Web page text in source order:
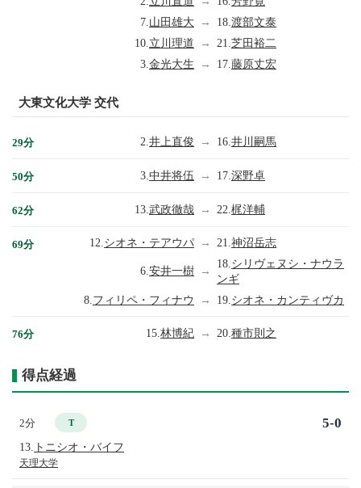
7. 山田雄大 → 18. 渡部文泰
10. 立川理道 → 21. 芝田裕二
3. 金光大生 → 17. 藤原丈宏
大東文化大学 交代
29分 2. 井上直俊 → 16. 井川嗣馬
50分 3. 中井将伍 → 17. 深野卓
62分 13. 武政徹哉 → 22. 梶洋輔
69分 12. シオネ・テアウパ → 21. 神沼岳志
6.安井一樹 →
18. シリヴェヌシ・ナウラ
ンギ
8. フィリペ・フィナウ → 19. シオネ・カンティヴカ
76分 15. 林博紀 → 20. 種市則之
得点経過
2分 T
13. トニシオ・バイフ
天理大学
5-0